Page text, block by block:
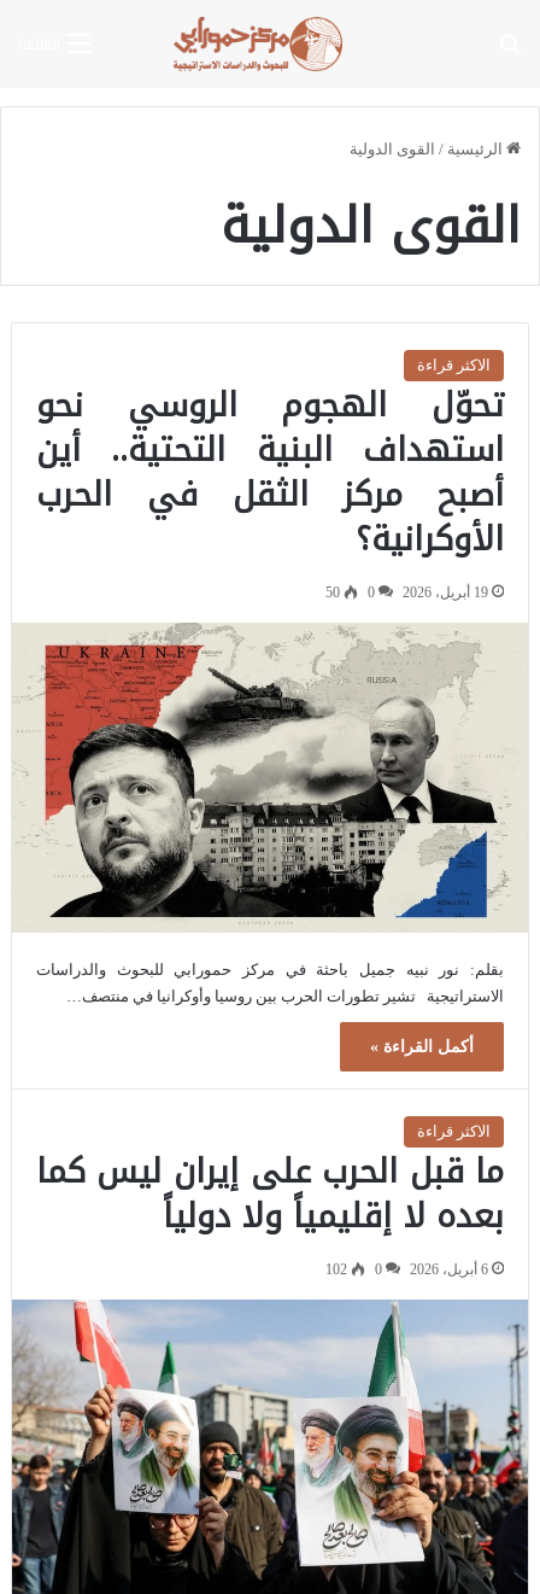
الرئيسية / القوى الدولية
القوى الدولية
الاكثر قراءة
تحوّل الهجوم الروسي نحو
استهداف البنية التحتية.. أين
أصبح مركز الثقل في الحرب
الأوكرانية؟
19 أبريل، 2026 0
50
بقلم: نور نبيه جميل باحثة في مركز حمورابي للبحوث والدراسات
الاستراتيجية تشير تطورات الحرب بين روسيا وأوكرانيا في منتصف…
أكمل القراءة »
الاكثر قراءة
ما قبل الحرب على إيران ليس كما
بعده لا إقليمياً ولا دولياً
6 أبريل، 2026 0
102